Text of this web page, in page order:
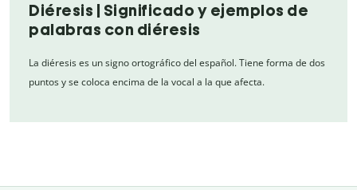
Diéresis | Significado y ejemplos de
palabras con diéresis
La diéresis es un signo ortográfico del español. Tiene forma de dos
puntos y se coloca encima de la vocal a la que afecta.